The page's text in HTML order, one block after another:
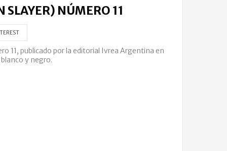
NÚMERO 11
11, publicado por la editorial Ivrea Argentina en
y negro.